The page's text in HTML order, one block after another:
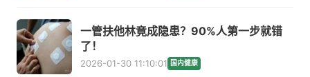
一管扶他林竟成隐患？90%人第一步就错
了！
2026-01-30 11:10:01 国内健康